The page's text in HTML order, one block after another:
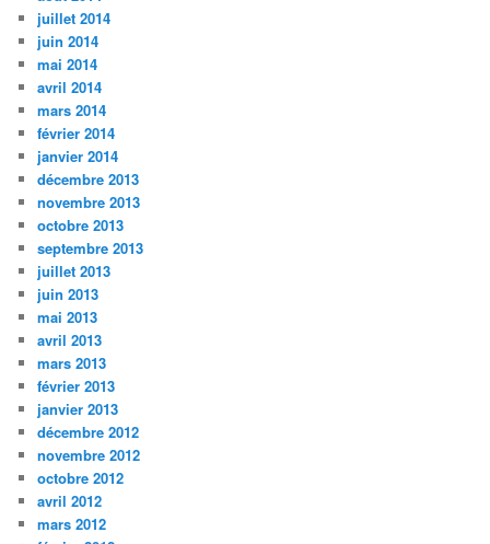
juillet 2014
juin 2014
mai 2014
avril 2014
mars 2014
février 2014
janvier 2014
décembre 2013
novembre 2013
octobre 2013
septembre 2013
juillet 2013
juin 2013
mai 2013
avril 2013
mars 2013
février 2013
janvier 2013
décembre 2012
novembre 2012
octobre 2012
avril 2012
mars 2012